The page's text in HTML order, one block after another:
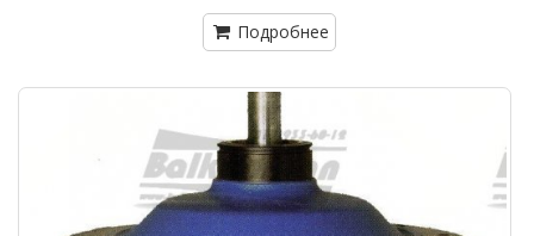
Подробнее